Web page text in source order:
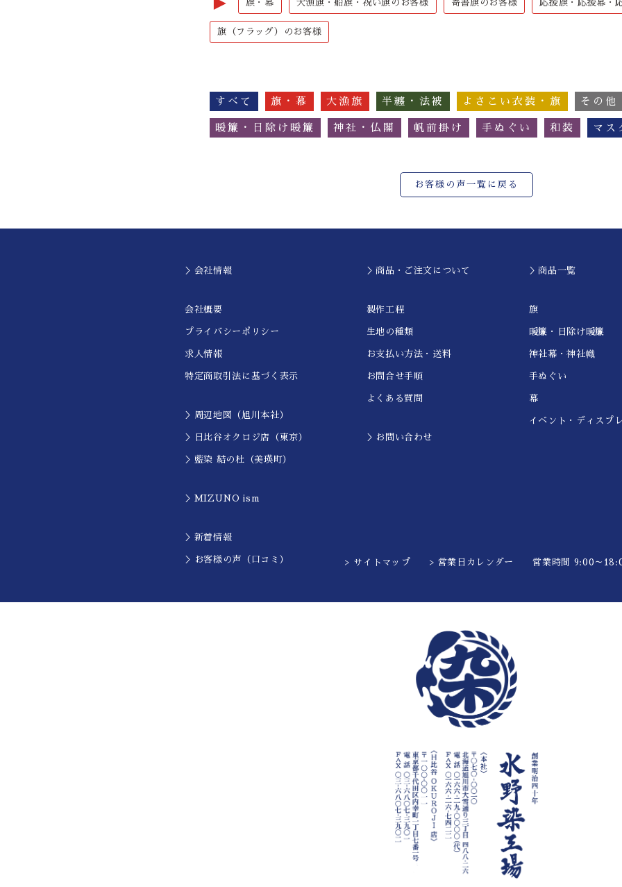
旗・幕 大漁旗・船旗・祝い旗のお客様 寄書旗のお客様 応援旗・応援幕・
旗（フラッグ）のお客様
すべて 旗・幕 大漁旗 半纏・法被 よさこい衣装・旗 その他
暖簾・日除け暖簾 神社・仏閣 帆前掛け 手ぬぐい 和装 マス
お客様の声一覧に戻る
＞会社情報
会社概要
プライバシーポリシー
求人情報
特定商取引法に基づく表示
＞周辺地図（旭川本社）
＞日比谷オクロジ店（東京）
＞藍染 結の杜（美瑛町）
＞MIZUNO ism
＞新着情報
＞お客様の声（口コミ）
＞商品・ご注文について
製作工程
生地の種類
お支払い方法・送料
お問合せ手順
よくある質問
＞お問い合わせ
＞商品一覧
旗
暖簾・日除け暖簾
神社幕・神社幟
手ぬぐい
幕
イベント・ディスプ
> サイトマップ > 営業日カレンダー 営業時間 9:00～